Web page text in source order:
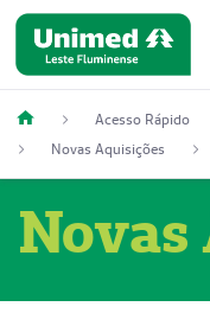
Acesso Rápido
Novas Aquisições
Novas